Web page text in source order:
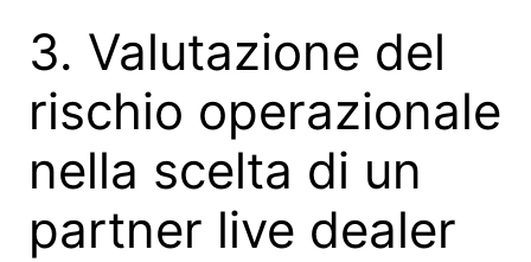
3. Valutazione del
rischio operazionale
nella scelta di un
partner live dealer